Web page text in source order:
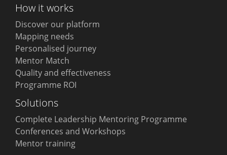
How it works
Discover our platform
Mapping needs
Personalised journey
Mentor Match
Quality and effectiveness
Programme ROI
Solutions
Complete Leadership Mentoring Programme
Conferences and Workshops
Mentor training